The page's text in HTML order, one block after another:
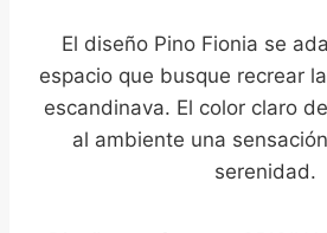
El diseño Pino Fionia se
espacio que busque recrear
escandinava. El color claro
al ambiente una
serenidad.